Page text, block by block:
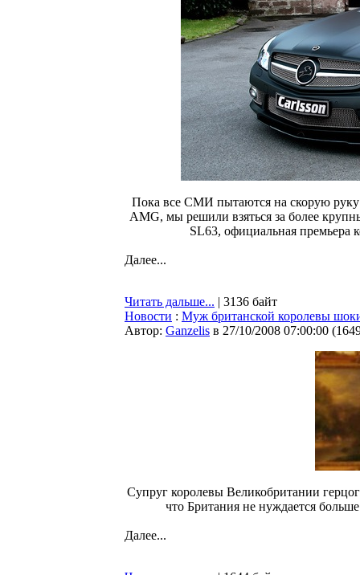
Пока все СМИ пытаются на скорую руку
AMG, мы решили взяться за более
SL63, официальная премьера
Далее...
Читать дальше... | 3136 байт
Новости : Муж британской королевы
Автор: Ganzelis в 27/10/2008 07:00:00 (
Супруг королевы Великобритании
что Британия не нуждается
Далее...